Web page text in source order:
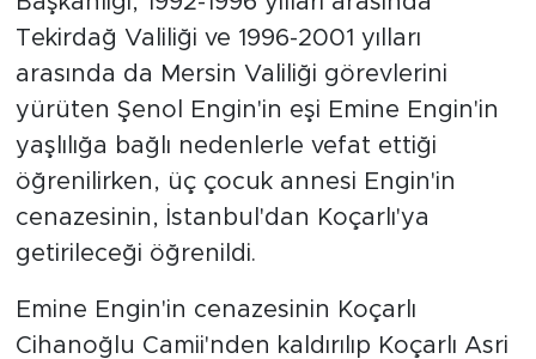
Tekirdağ Valiliği ve 1996-2001 yılları
arasında da Mersin Valiliği görevlerini
yürüten Şenol Engin'in eşi Emine Engin'in
yaşlılığa bağlı nedenlerle vefat ettiği
öğrenilirken, üç çocuk annesi Engin'in
cenazesinin, İstanbul'dan Koçarlı'ya
getirileceği öğrenildi.
Emine Engin'in cenazesinin Koçarlı
Cihanoğlu Camii'nden kaldırılıp Koçarlı Asri